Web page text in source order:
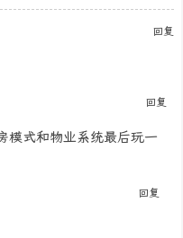
回复
回复
模式和物业系统最后玩一
回复